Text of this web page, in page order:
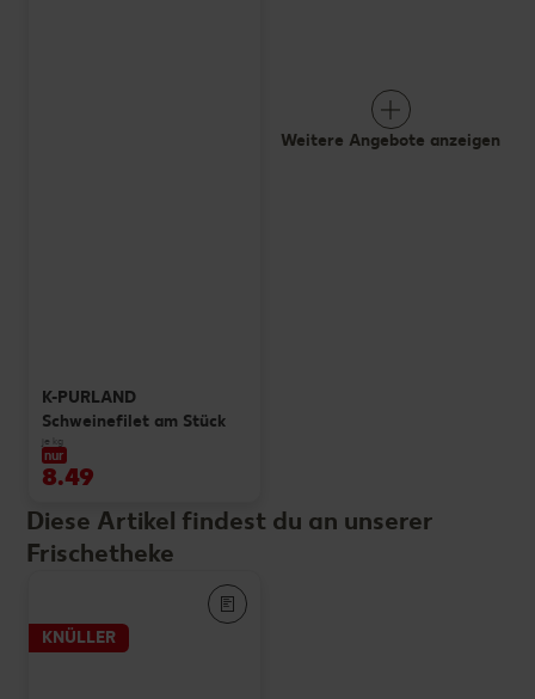
K-PURLAND
Schweinefilet am Stück
je kg
nur
8.49
Weitere Angebote anzeigen
Diese Artikel findest du an unserer
Frischetheke
KNÜLLER